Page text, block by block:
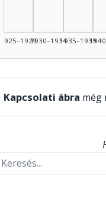
1925–19291930–19341935–1939
Kapcsolati ábra még